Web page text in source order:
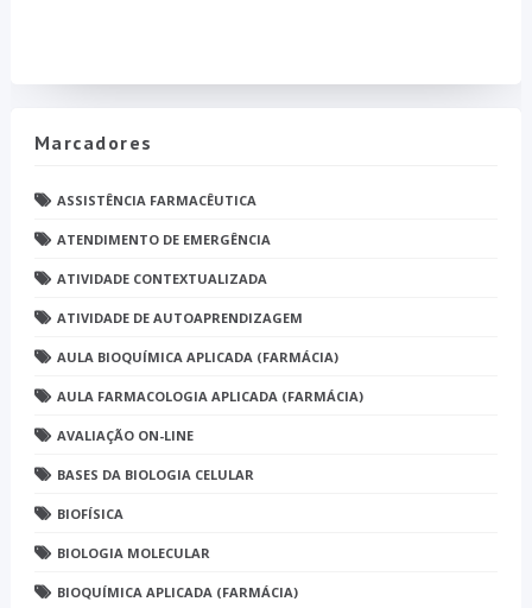
Marcadores
ASSISTÊNCIA FARMACÊUTICA
ATENDIMENTO DE EMERGÊNCIA
ATIVIDADE CONTEXTUALIZADA
ATIVIDADE DE AUTOAPRENDIZAGEM
AULA BIOQUÍMICA APLICADA (FARMÁCIA)
AULA FARMACOLOGIA APLICADA (FARMÁCIA)
AVALIAÇÃO ON-LINE
BASES DA BIOLOGIA CELULAR
BIOFÍSICA
BIOLOGIA MOLECULAR
BIOQUÍMICA APLICADA (FARMÁCIA)